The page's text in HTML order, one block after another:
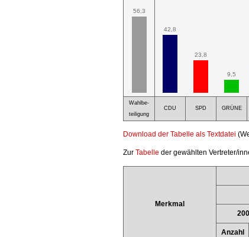
56,3
42,8
23,8
9,5
Wahlbe-
teiligung
CDU SPD GRÜNE
Download der Tabelle als Textdatei
ZurTabelle der gewählten Vertreter/
Merkmal
Anzahl